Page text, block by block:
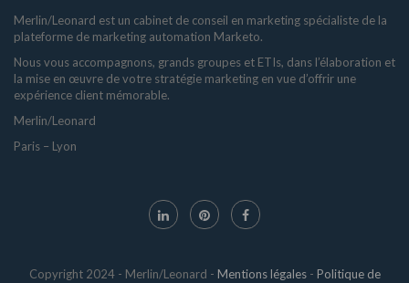
Merlin/Leonard est un cabinet de conseil en marketing spécialiste de la
plateforme de marketing automation Marketo.
Nous vous accompagnons, grands groupes et ETIs, dans l’élaboration et
la mise en œuvre de votre stratégie marketing en vue d’offrir une
expérience client mémorable.
Merlin/Leonard
Paris – Lyon
Copyright 2024 - Merlin/Leonard - Mentions légales- Politique de